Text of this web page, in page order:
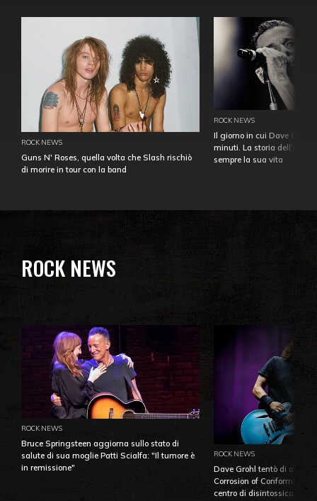
ROCK NEWS
Guns N' Roses, quella volta che Slash rischiò
di morire in tour con la band
ROCK NEWS
Il giorno in cui Dave
minuti. La storia
sempre la sua vita
ROCK NEWS
ROCK NEWS
Bruce Springsteen aggiorna sullo stato di
salute di sua moglie Patti Scialfa: "Il tumore è
in remissione"
ROCK NEWS
Dave Grohl tentò di
Corrosion of Conformity
centro di